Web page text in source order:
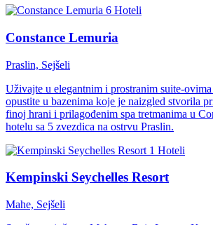
Hoteli
Constance Lemuria
Praslin, Sejšeli
Uživajte u elegantnim i prostranim suite-
opustite u bazenima koje je naizgled stvorila
finoj hrani i prilagođenim spa tretmanima u
hotelu sa 5 zvezdica na ostrvu Praslin.
Hoteli
Kempinski Seychelles Resort
Mahe, Sejšeli